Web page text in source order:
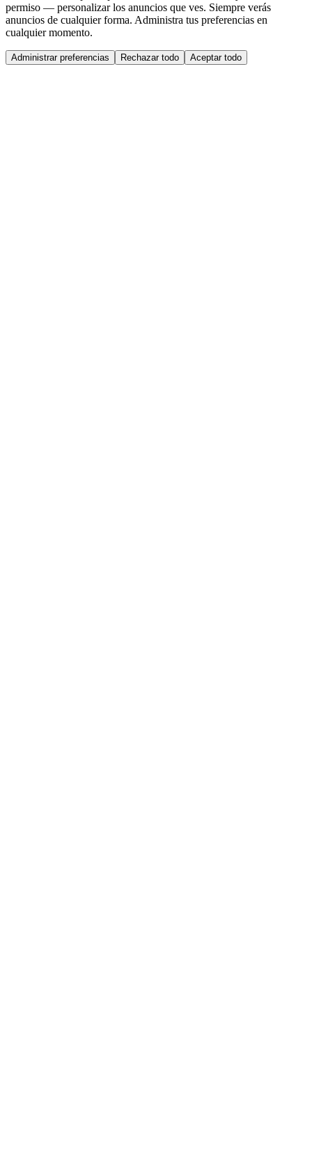
permiso — personalizar los anuncios que ves. Siempre verás
anuncios de cualquier forma. Administra tus preferencias en
cualquier momento.
Administrar preferencias Rechazar todo Aceptar todo